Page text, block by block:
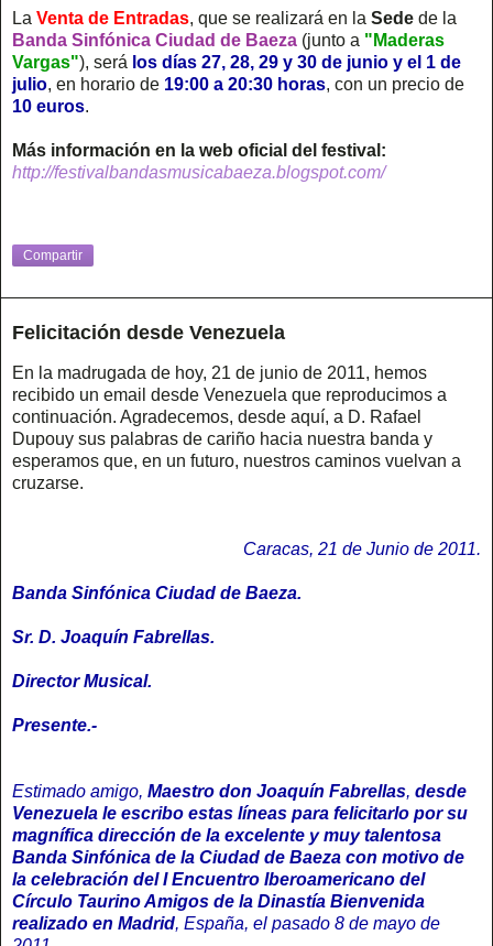
La Venta de Entradas, que se realizará en la Sede de la
Banda Sinfónica Ciudad de Baeza (junto a "Maderas
Vargas"), será los días 27, 28, 29 y 30 de junio y el 1 de
julio, en horario de 19:00 a 20:30 horas, con un precio de
10 euros.
Más información en la web oficial del festival:
http://festivalbandasmusicabaeza.blogspot.com/
Compartir
Felicitación desde Venezuela
En la madrugada de hoy, 21 de junio de 2011, hemos
recibido un email desde Venezuela que reproducimos a
continuación. Agradecemos, desde aquí, a D. Rafael
Dupouy sus palabras de cariño hacia nuestra banda y
esperamos que, en un futuro, nuestros caminos vuelvan a
cruzarse.
Caracas, 21 de Junio de 2011.
Banda Sinfónica Ciudad de Baeza.
Sr. D. Joaquín Fabrellas.
Director Musical.
Presente.-
Estimado amigo, Maestro don Joaquín Fabrellas, desde
Venezuela le escribo estas líneas para felicitarlo por su
magnífica dirección de la excelente y muy talentosa
Banda Sinfónica de la Ciudad de Baeza con motivo de
la celebración del I Encuentro Iberoamericano del
Círculo Taurino Amigos de la Dinastía Bienvenida
realizado en Madrid, España, el pasado 8 de mayo de